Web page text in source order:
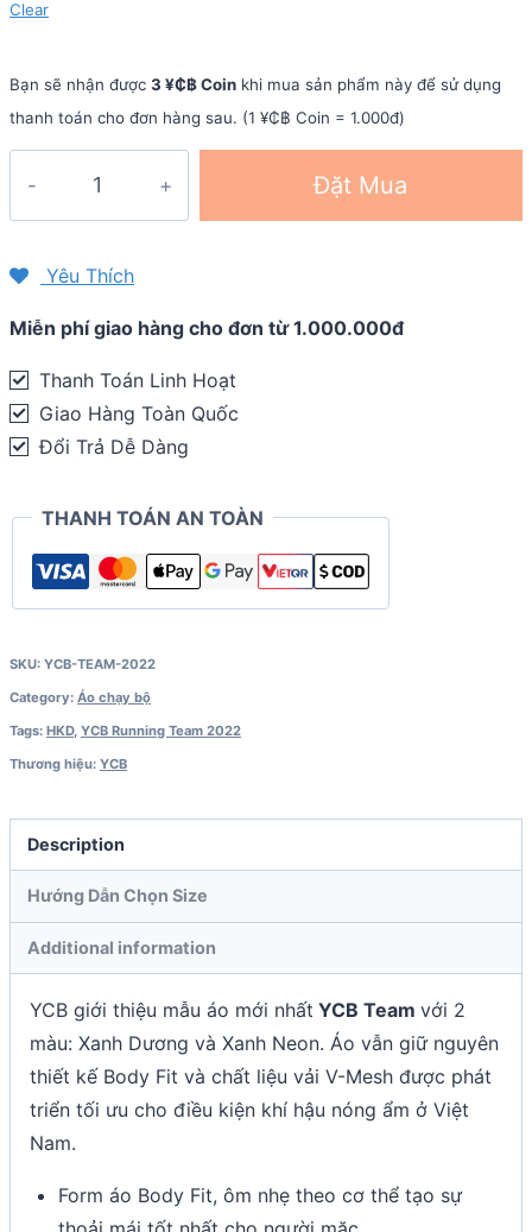
Clear
Bạn sẽ nhận được 3 ¥₵฿ Coin khi mua sản phẩm này để sử dụng
thanh toán cho đơn hàng sau. (1 ¥₵฿ Coin = 1.000đ)
YCB
quantity
Đặt Mua
Yêu Thích
Miễn phí giao hàng cho đơn từ 1.000.000đ
Thanh Toán Linh Hoạt
Giao Hàng Toàn Quốc
Đổi Trả Dễ Dàng
THANH TOÁN AN TOÀN
SKU: YCB-TEAM-2022
Category: Áo chạy bộ
Tags: HKD, YCB Running Team 2022
Thương hiệu: YCB
Description
Hướng Dẫn Chọn Size
Additional information
YCB giới thiệu mẫu áo mới nhất YCB Team với 2
màu: Xanh Dương và Xanh Neon. Áo vẫn giữ nguyên
thiết kế Body Fit và chất liệu vải V-Mesh được phát
triển tối ưu cho điều kiện khí hậu nóng ẩm ở Việt
Nam.
Form áo Body Fit, ôm nhẹ theo cơ thể tạo sự